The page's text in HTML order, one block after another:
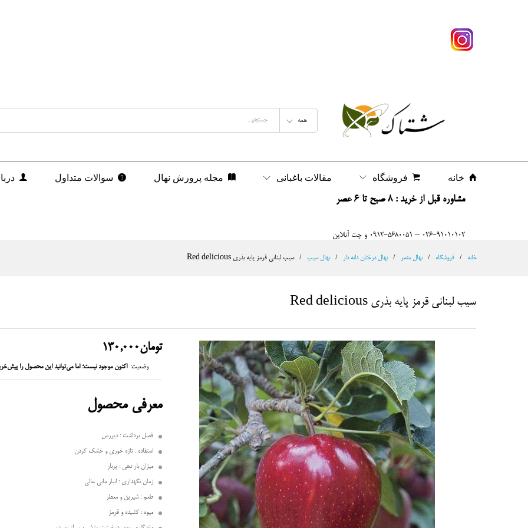
همه
خانه فروشگاه مقالات باغبانی مجله پرورش نهال سوالات متداول
مشاوره قبل از خرید : 8 صبح تا 6 عصر
026-91010102 – 0912-5680051 و چت آنلاین
خانه / فروشگاه / نهال مثمر / نهال درختان دانه دار / نهال سیب / سیب لبنانی قرمز پایه بذری Red delicious
سیب لبنانی قرمز پایه بذری Red delicious
تومان130,000
وضعیت: اکنون موجود نیست؛ اما می‌توانید این محصول را
معرفی محصول
فصل برداشت : دیررس
استفاده : تازه خوری و خشک کردن
میزان بار دهی : پربار
زمان نگهداری : انبار مانی عالی
طعم : شیرین و معطر
میوه : کشیده و قرمز